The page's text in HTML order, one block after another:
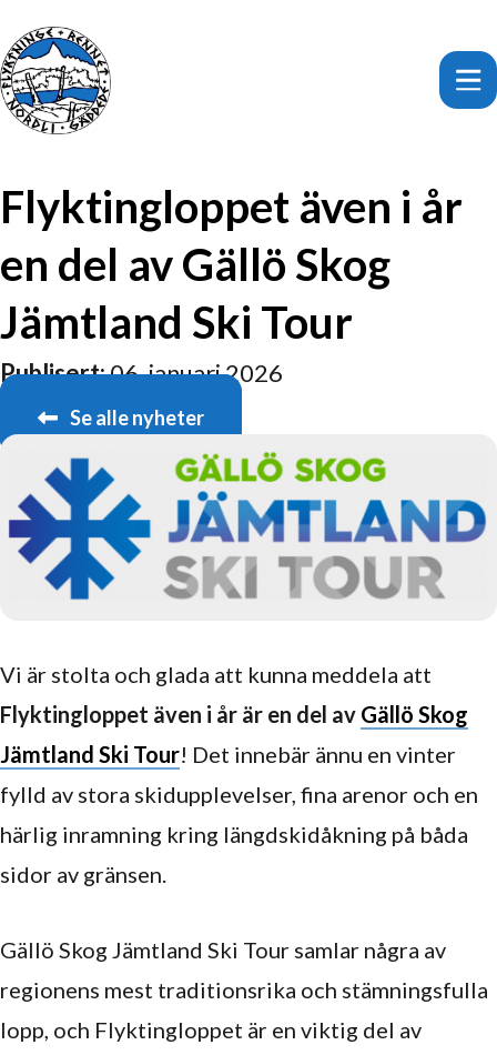
Flyktingloppet även i år
en del av Gällö Skog
Jämtland Ski Tour
Publisert:06. januari 2026
Se alle nyheter
Vi är stolta och glada att kunna meddela att
Flyktingloppet även i år är en del av Gällö Skog
Jämtland Ski Tour! Det innebär ännu en vinter
fylld av stora skidupplevelser, fina arenor och en
härlig inramning kring längdskidåkning på båda
sidor av gränsen.
Gällö Skog Jämtland Ski Tour samlar några av
regionens mest traditionsrika och stämningsfulla
lopp, och Flyktingloppet är en viktig del av